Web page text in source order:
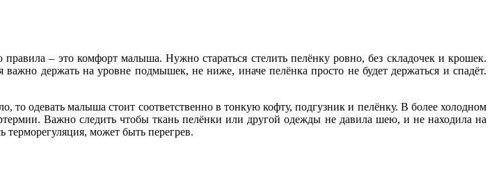
– это комфорт малыша. Нужно стараться стелить пелёнку ровно, без складочек и крошек.
держать на уровне подмышек, не ниже, иначе пелёнка просто не будет держаться и спадёт.
то одевать малыша стоит соответственно в тонкую кофту, подгузник и пелёнку. В более холодном
Важно следить чтобы ткань пелёнки или другой одежды не давила шею, и не находила на
может быть перегрев.